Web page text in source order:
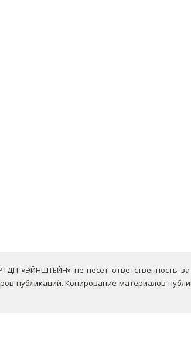
«ЭЙНШТЕЙН» не несет ответственность
публикаций.Копирование материалов